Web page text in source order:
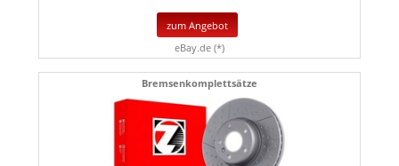
zum Angebot
eBay.de (*)
Bremsenkomplettsätze